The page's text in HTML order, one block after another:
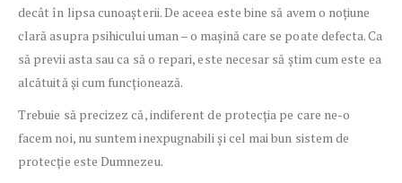
decât în lipsa cunoașterii. De aceea este bine să avem o noțiune
clară asupra psihicului uman – o mașină care se poate defecta. Ca
să previi asta sau ca să o repari, este necesar să știm cum este ea
alcătuită și cum funcționează.
Trebuie să precizez că, indiferent de protecția pe care ne-o
facem noi, nu suntem inexpugnabili și cel mai bun sistem de
protecție este Dumnezeu.